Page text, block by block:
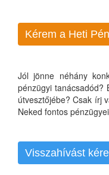
Kérem a Heti
Jól jönne néhány
pénzügyi tanácsadód?
útvesztőjébe? Csak írj
Neked fontos
Visszahívást